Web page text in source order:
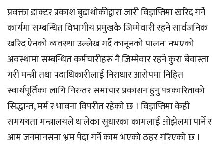
प्रवक्ता डाक्टर प्रकाश बुढाथोकीद्वारा जारी विज्ञप्तिमा खरिद गर्ने
कार्यमा सम्बन्धित विभागीय प्रमुखकै जिम्मेवारी रहने सार्वजनिक
खरिद ऐनको व्यवस्था उल्लेख गर्दै कानूनको पालना नभएको
अवस्थामा सम्बन्धित कर्मचारीहरू नै जिम्मेवार रहने कुरा बेवास्ता
गरी मन्त्री तथा पदाधिकारीलाई निराधार आरोपमा निहित
स्वार्थपूर्तिका लागि निरन्तर समाचार प्रकाशन हुनु पत्रकारिताको
सिद्धान्त, मर्म र भावना विपरीत रहेको छ । विज्ञप्तिमा केही
समययता मन्त्रालयले थालेका सुधारका कामलाई ओझेलमा पार्ने र
आम जनमानसमा भ्रम पैदा गर्ने काम भएको ठहर गरिएको छ ।